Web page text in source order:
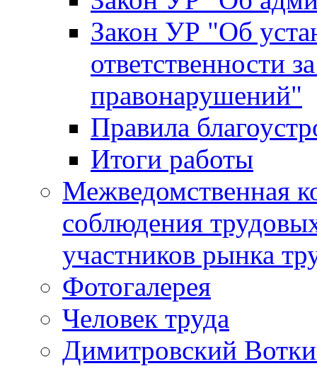
Закон УР "Об
ответственности
правонарушений"
Правила
Итоги работы
Межведомственная
соблюдения
участников рынка
Фотогалерея
Человек труда
Димитровский